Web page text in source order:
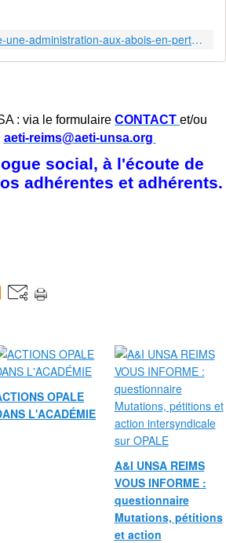
https://www.aeti-unsa.org/education-nationale-une-administration-aux-abois-en-perte-de-sens/
: via le formulaire CONTACT et/ou
aeti-reims@aeti-unsa.org
social, à l'écoute de
adhérentes et adhérents.
OPALE
L'ACADÉMIE
A&I UNSA REIMS
VOUS INFORME :
questionnaire
Mutations, pétitions
et action